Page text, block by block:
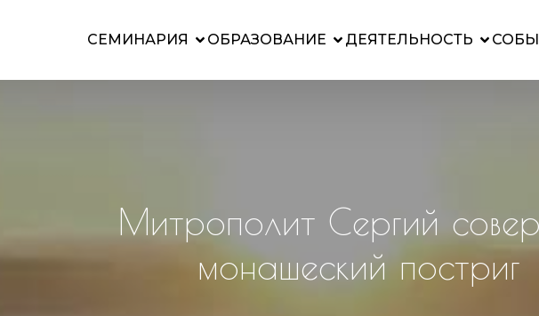
СЕМИНАРИЯ ОБРАЗОВАНИЕ ДЕЯТЕЛЬНОСТЬ
Митрополит Сергий
монашеский постриг